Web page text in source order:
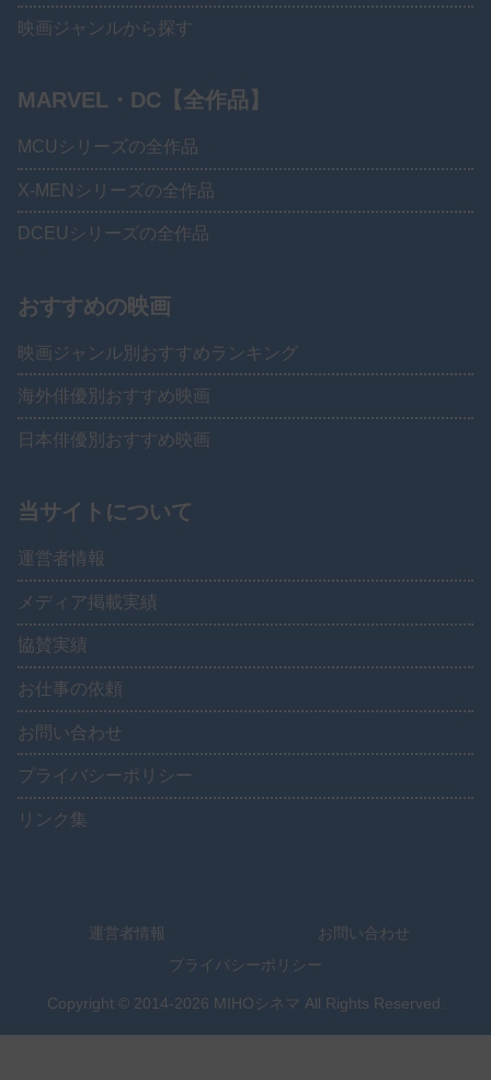
映画ジャンルから探す
MARVEL・DC【全作品】
MCUシリーズの全作品
X-MENシリーズの全作品
DCEUシリーズの全作品
おすすめの映画
映画ジャンル別おすすめランキング
海外俳優別おすすめ映画
日本俳優別おすすめ映画
当サイトについて
運営者情報
メディア掲載実績
協賛実績
お仕事の依頼
お問い合わせ
プライバシーポリシー
リンク集
運営者情報
お問い合わせ
プライバシーポリシー
Copyright © 2014-2026 MIHOシネマ All Rights Reserved.